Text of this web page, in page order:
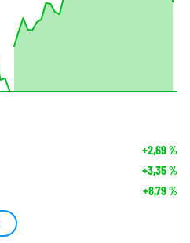
+2,69%
+3,35%
+8,79%